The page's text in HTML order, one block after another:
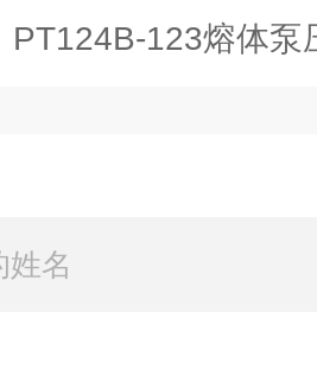
PT124B-123熔体泵